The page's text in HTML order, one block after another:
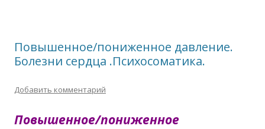
Повышенное/пониженное давление.
Болезни сердца .Психосоматика.
Добавить комментарий
Повышенное/пониженное